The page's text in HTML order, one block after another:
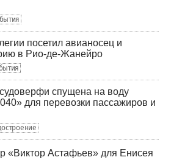
посетил авианосец и
в Рио-де-Жанейро
спущена на воду
для перевозки пассажиров и
«Виктор Астафьев» для Енисея